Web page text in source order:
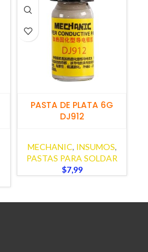
PASTA DE PLATA 6G
DJ912
MECHANIC, INSUMOS,
PASTAS PARA SOLDAR
$7,99